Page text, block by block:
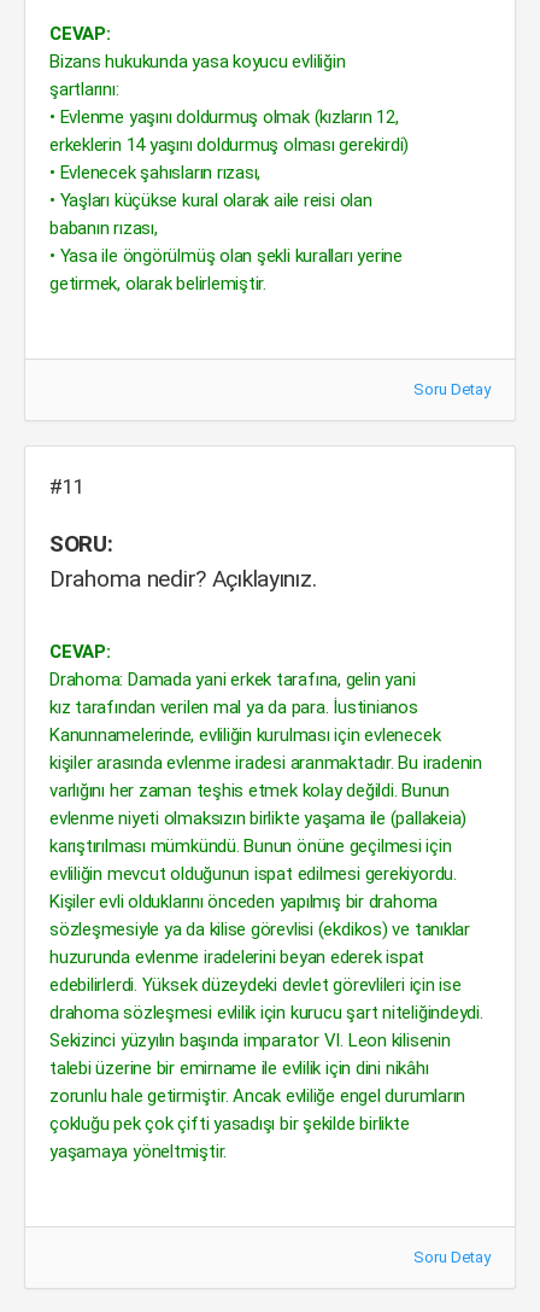
CEVAP:
Bizans hukukunda yasa koyucu evliliğin
şartlarını:
• Evlenme yaşını doldurmuş olmak (kızların 12,
erkeklerin 14 yaşını doldurmuş olması gerekirdi)
• Evlenecek şahısların rızası,
• Yaşları küçükse kural olarak aile reisi olan
babanın rızası,
• Yasa ile öngörülmüş olan şekli kuralları yerine
getirmek, olarak belirlemiştir.
Soru Detay
#11
SORU:
Drahoma nedir? Açıklayınız.
CEVAP:
Drahoma: Damada yani erkek tarafına, gelin yani
kız tarafından verilen mal ya da para. İustinianos
Kanunnamelerinde, evliliğin kurulması için evlenecek
kişiler arasında evlenme iradesi aranmaktadır. Bu iradenin
varlığını her zaman teşhis etmek kolay değildi. Bunun
evlenme niyeti olmaksızın birlikte yaşama ile (pallakeia)
karıştırılması mümkündü. Bunun önüne geçilmesi için
evliliğin mevcut olduğunun ispat edilmesi gerekiyordu.
Kişiler evli olduklarını önceden yapılmış bir drahoma
sözleşmesiyle ya da kilise görevlisi (ekdikos) ve tanıklar
huzurunda evlenme iradelerini beyan ederek ispat
edebilirlerdi. Yüksek düzeydeki devlet görevlileri için ise
drahoma sözleşmesi evlilik için kurucu şart niteliğindeydi.
Sekizinci yüzyılın başında imparator VI. Leon kilisenin
talebi üzerine bir emirname ile evlilik için dini nikâhı
zorunlu hale getirmiştir. Ancak evliliğe engel durumların
çokluğu pek çok çifti yasadışı bir şekilde birlikte
yaşamaya yöneltmiştir.
Soru Detay